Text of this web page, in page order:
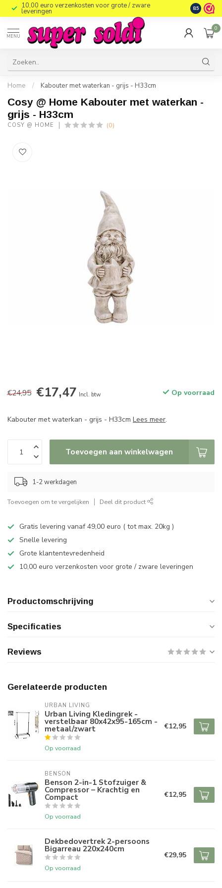
10,00 euro verzenkosten voor grote / zware
leveringen 8.5
MENU
0
Home / Kabouter met waterkan - grijs - H33cm
Cosy @ Home Kabouter met waterkan -
grijs - H33cm
COSY @ HOME (0)
€24,95 €17,47 Incl. btw Op voorraad
Kabouter met waterkan - grijs - H33cm Lees meer.
Toevoegen aan winkelwagen
1-2 werkdagen
Toevoegen om te vergelijken Deel dit product
Gratis levering vanaf 49,00 euro ( tot max. 20kg )
Snelle levering
Grote klantentevredenheid
10,00 euro verzenkosten voor grote / zware leveringen
Productomschrijving
Specificaties
Reviews
Gerelateerde producten
URBAN LIVING
Urban Living Kledingrek -
verstelbaar 80x42x95-165cm -
metaal/zwart
Op voorraad
€12,95
BENSON
Benson 2-in-1 Stofzuiger &
Compressor – Krachtig en
Compact
Op voorraad
€12,95
Dekbedovertrek 2-persoons
Bigarreau 220x240cm
Op voorraad
€29,95